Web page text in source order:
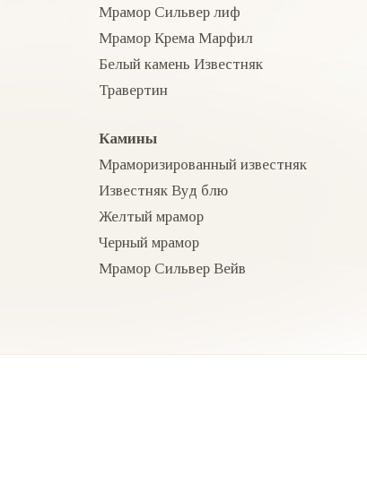
Мрамор Сильвер лиф
Мрамор Крема Марфил
Белый камень Известняк
Травертин
Камины
Мраморизированный известняк
Известняк Вуд блю
Желтый мрамор
Черный мрамор
Мрамор Сильвер Вейв